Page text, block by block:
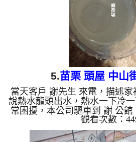
5.苗栗 頭屋 中山
當天客戶 謝先生 來電，描述家
說熱水龍頭出水，熱水一下冷
常困擾，本公司驅車到 謝 公
管管壁內太多堵塞物，本公司
始 清洗水管 ，髒水從水龍頭流
先生 覺得很奇怪，怎麼水上浮
觀看次數：